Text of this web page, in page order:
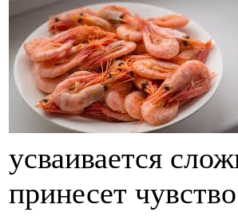
усваивается
принесет